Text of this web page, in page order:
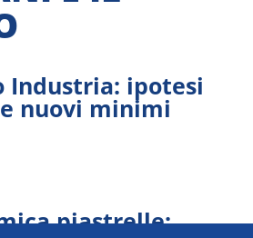
Industria: ipotesi
nuovi minimi
piastrelle: